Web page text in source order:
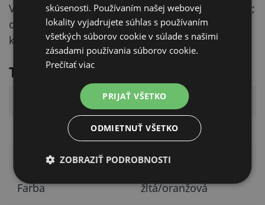
Vhodná na ohradenie záhrad a menších výbehov;
odporúčaná maximálna dĺžka ohradníka je 0,2
km.
Technické parametre
Hodnota
250 m
Šírka pásky 10 mm
Farba žltá/oranžová
skúsenosti. Používaním našej webovej
lokality vyjadrujete súhlas s používaním
všetkých súborov cookie v súlade s našimi
zásadami používania súborov cookie.
Prečítať viac
PRIJAŤ VŠETKO
ODMIETNUŤ VŠETKO
ZOBRAZIŤ PODROBNOSTI